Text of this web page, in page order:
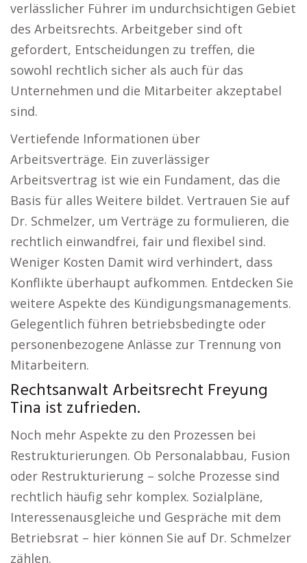
verlässlicher Führer im undurchsichtigen Gebiet
des Arbeitsrechts. Arbeitgeber sind oft
gefordert, Entscheidungen zu treffen, die
sowohl rechtlich sicher als auch für das
Unternehmen und die Mitarbeiter akzeptabel
sind.
Vertiefende Informationen über
Arbeitsverträge. Ein zuverlässiger
Arbeitsvertrag ist wie ein Fundament, das die
Basis für alles Weitere bildet. Vertrauen Sie auf
Dr. Schmelzer, um Verträge zu formulieren, die
rechtlich einwandfrei, fair und flexibel sind.
Weniger Kosten Damit wird verhindert, dass
Konflikte überhaupt aufkommen. Entdecken Sie
weitere Aspekte des Kündigungsmanagements.
Gelegentlich führen betriebsbedingte oder
personenbezogene Anlässe zur Trennung von
Mitarbeitern.
Rechtsanwalt Arbeitsrecht Freyung
Tina ist zufrieden.
Noch mehr Aspekte zu den Prozessen bei
Restrukturierungen. Ob Personalabbau, Fusion
oder Restrukturierung – solche Prozesse sind
rechtlich häufig sehr komplex. Sozialpläne,
Interessenausgleiche und Gespräche mit dem
Betriebsrat – hier können Sie auf Dr. Schmelzer
zählen.